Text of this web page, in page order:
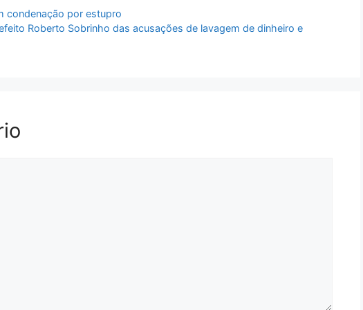
condenação por estupro
Roberto Sobrinho das acusações de lavagem de dinheiro e